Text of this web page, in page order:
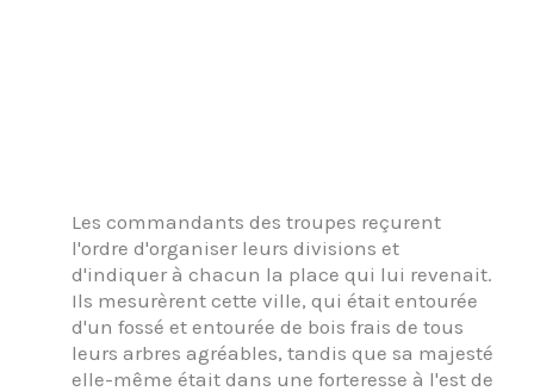
Les commandants des troupes reçurent
l'ordre d'organiser leurs divisions et
d'indiquer à chacun la place qui lui revenait.
Ils mesurèrent cette ville, qui était entourée
d'un fossé et entourée de bois frais de tous
leurs arbres agréables, tandis que sa majesté
elle-même était dans une forteresse à l'est de